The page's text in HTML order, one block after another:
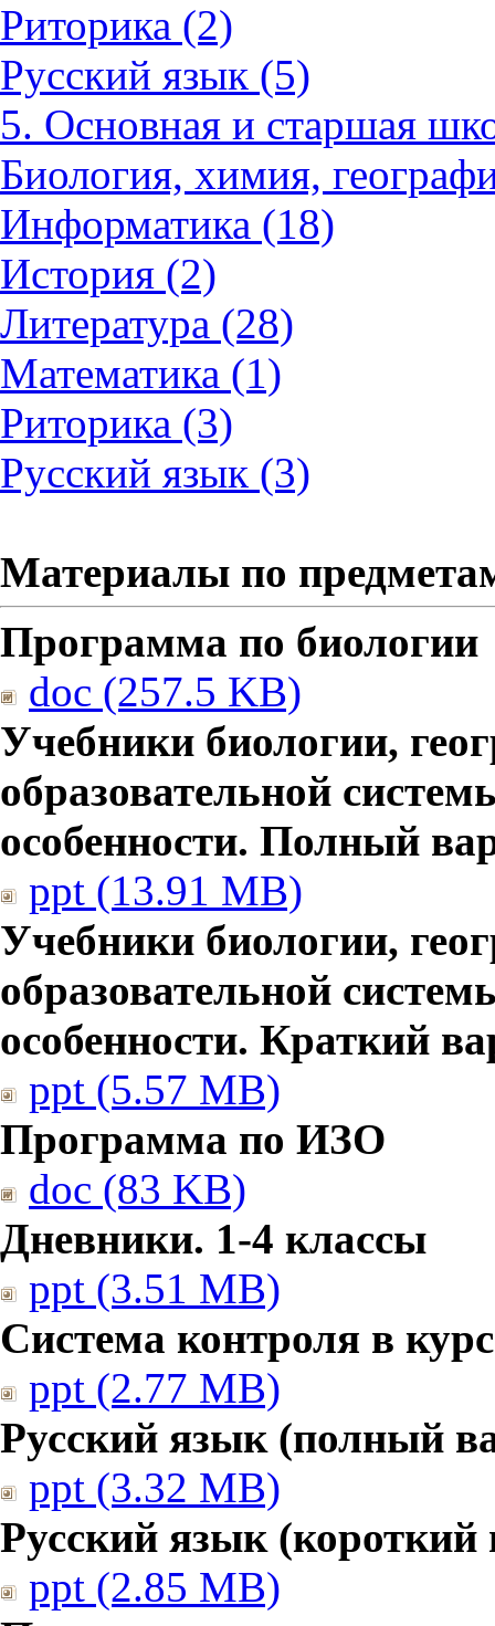
Риторика (2)
Русский язык (5)
5. Основная и старшая
Биология, химия,
Информатика (18)
История (2)
Литература (28)
Математика (1)
Риторика (3)
Русский язык (3)
Материалы по
Программа по биологии
doc (257.5 KB)
Учебники биологии,
образовательной
особенности. Полный
ppt (13.91 MB)
Учебники биологии,
образовательной
особенности. Краткий
ppt (5.57 MB)
Программа по ИЗО
doc (83 KB)
Дневники. 1-4 классы
ppt (3.51 MB)
Система контроля в
ppt (2.77 MB)
Русский язык (полный
ppt (3.32 MB)
Русский язык (короткий
ppt (2.85 MB)